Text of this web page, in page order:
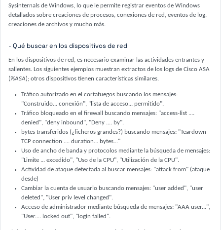
Sysinternals de Windows, lo que le permite registrar eventos de Windows
detallados sobre creaciones de procesos, conexiones de red, eventos de log,
creaciones de archivos y mucho más.
- Qué buscar en los dispositivos de red
En los dispositivos de red, es necesario examinar las actividades entrantes y
salientes. Los siguientes ejemplos muestran extractos de los logs de Cisco ASA
(%ASA); otros dispositivos tienen características similares.
Tráfico autorizado en el cortafuegos buscando los mensajes:
"Construido... conexión", "lista de acceso... permitido".
Tráfico bloqueado en el firewall buscando mensajes: "access-list ....
denied", "deny inbound", "Deny .... by".
bytes transferidos (¿ficheros grandes?) buscando mensajes: "Teardown
TCP connection .... duration... bytes..."
Uso de ancho de banda y protocolos mediante la búsqueda de mensajes:
"Limite ... excedido", "Uso de la CPU", "Utilización de la CPU".
Actividad de ataque detectada al buscar mensajes: "attack from" (ataque
desde)
Cambiar la cuenta de usuario buscando mensajes: "user added", "user
deleted", "User priv level changed".
Acceso de administrador mediante búsqueda de mensajes: "AAA user...",
"User.... locked out", "login failed".